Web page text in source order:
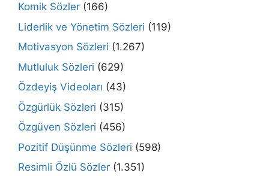
Komik Sözler (166)
Liderlik ve Yönetim Sözleri (119)
Motivasyon Sözleri (1.267)
Mutluluk Sözleri (629)
Özdeyiş Videoları (43)
Özgürlük Sözleri (315)
Özgüven Sözleri (456)
Pozitif Düşünme Sözleri (598)
Resimli Özlü Sözler (1.351)